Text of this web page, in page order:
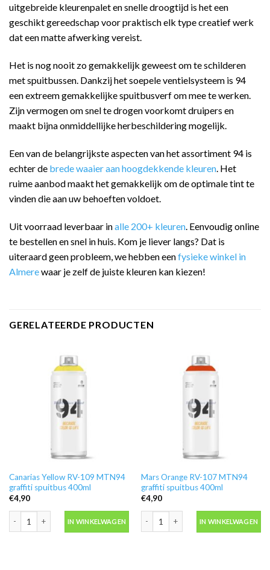
uitgebreide kleurenpalet en snelle droogtijd is het een
geschikt gereedschap voor praktisch elk type creatief werk
dat een matte afwerking vereist.
Het is nog nooit zo gemakkelijk geweest om te schilderen
met spuitbussen. Dankzij het soepele ventielsysteem is 94
een extreem gemakkelijke spuitbusverf om mee te werken.
Zijn vermogen om snel te drogen voorkomt druipers en
maakt bijna onmiddellijke herbeschildering mogelijk.
Een van de belangrijkste aspecten van het assortiment 94 is
echter de brede waaier aan hoogdekkende kleuren. Het
ruime aanbod maakt het gemakkelijk om de optimale tint te
vinden die aan uw behoeften voldoet.
Uit voorraad leverbaar inalle 200+ kleuren . Eenvoudig online
te bestellen en snel in huis. Kom je liever langs? Dat is
uiteraard geen probleem, we hebben eenfysieke winkel in
Almerewaar je zelf de juiste kleuren kan kiezen!
GERELATEERDE PRODUCTEN
Canarias Yellow RV-109 MTN94
graffiti spuitbus 400ml
€4,90
IN WINKELWAGEN
Mars Orange RV-107 MTN94
graffiti spuitbus 400ml
€4,90
IN WINKELWAGEN